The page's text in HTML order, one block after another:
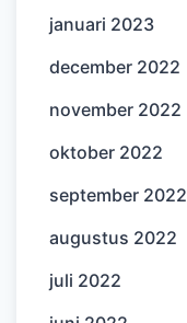
januari 2023
december 2022
november 2022
oktober 2022
september 2022
augustus 2022
juli 2022